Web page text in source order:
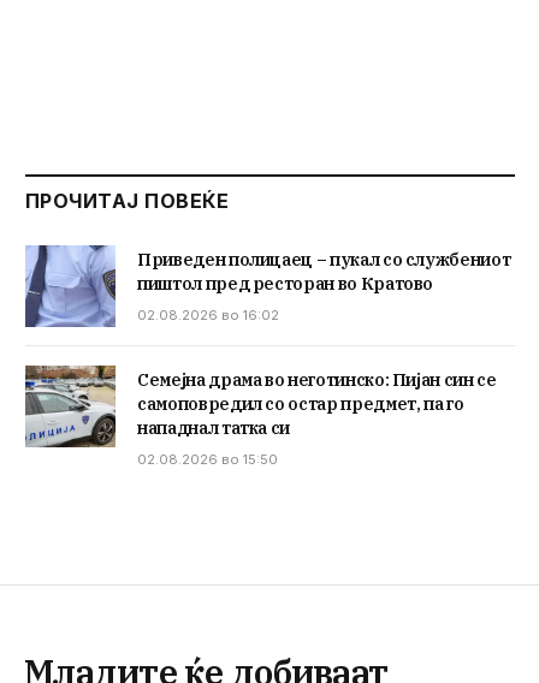
ПРОЧИТАЈ ПОВЕЌЕ
Приведен полицаец – пукал со службениот
пиштол пред ресторан во Кратово
02.08.2026 во 16:02
Семејна драма во неготинско: Пијан син се
самоповредил со остар предмет, па го
нападнал татка си
02.08.2026 во 15:50
Младите ќе добиваат